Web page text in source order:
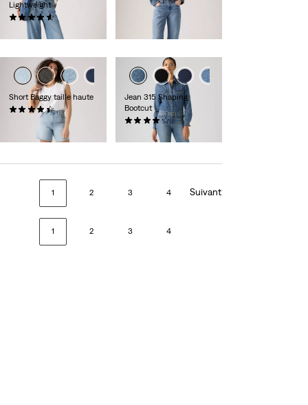
Lightweight
(806)
119,95 €
119,95 €
Short Baggy taille haute
(334)
Jean 315 Shaping
Bootcut
(787)
89,95 €
1 2 3 4 Suivant
1 2 3 4